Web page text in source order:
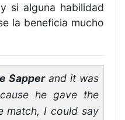
si alguna habilidad
la beneficia mucho
Sapperand it was
he gave the
match, I could say